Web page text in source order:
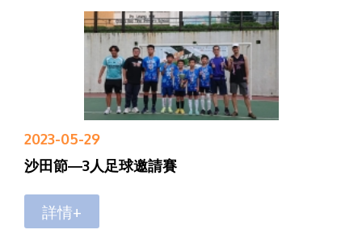
2023-05-29
沙田節―3人足球邀請賽
詳情+